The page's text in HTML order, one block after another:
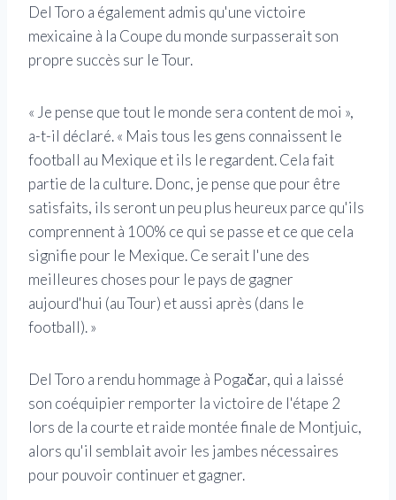
Del Toro a également admis qu'une victoire
mexicaine à la Coupe du monde surpasserait son
propre succès sur le Tour.
« Je pense que tout le monde sera content de moi »,
a-t-il déclaré. « Mais tous les gens connaissent le
football au Mexique et ils le regardent. Cela fait
partie de la culture. Donc, je pense que pour être
satisfaits, ils seront un peu plus heureux parce qu'ils
comprennent à 100% ce qui se passe et ce que cela
signifie pour le Mexique. Ce serait l'une des
meilleures choses pour le pays de gagner
aujourd'hui (au Tour) et aussi après (dans le
football). »
Del Toro a rendu hommage à Pogačar, qui a laissé
son coéquipier remporter la victoire de l'étape 2
lors de la courte et raide montée finale de Montjuic,
alors qu'il semblait avoir les jambes nécessaires
pour pouvoir continuer et gagner.